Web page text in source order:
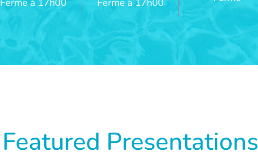
Ferme à 17h00
Ferme à 17h00
Featured Presentations